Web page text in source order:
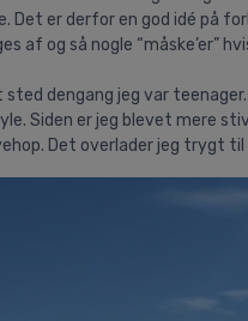
Det er derfor en god idé på
af og så nogle “måske’er”
dengang jeg var
Siden er jeg blevet mere
Det overlader jeg trygt til